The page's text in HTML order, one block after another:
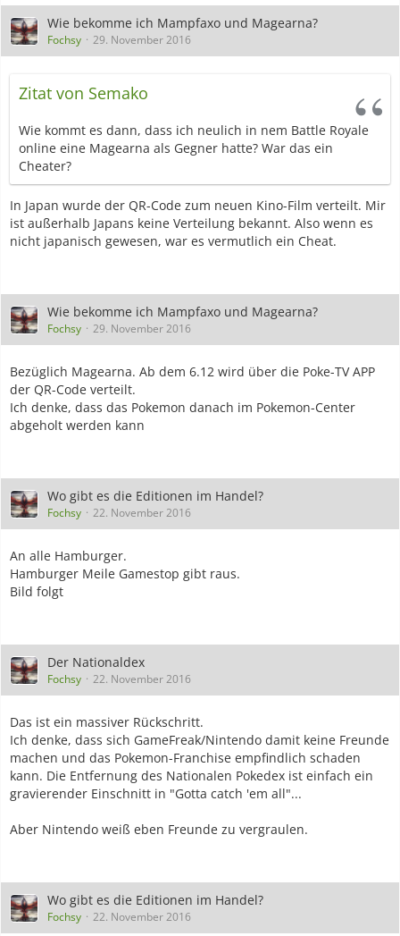
Wie bekomme ich Mampfaxo und Magearna?
Fochsy 29. November 2016
Zitat von Semako
Wie kommt es dann, dass ich neulich in nem Battle Royale
online eine Magearna als Gegner hatte? War das ein
Cheater?
In Japan wurde der QR-Code zum neuen Kino-Film verteilt. Mir
ist außerhalb Japans keine Verteilung bekannt. Also wenn es
nicht japanisch gewesen, war es vermutlich ein Cheat.
Wie bekomme ich Mampfaxo und Magearna?
Fochsy 29. November 2016
Bezüglich Magearna. Ab dem 6.12 wird über die Poke-TV APP
der QR-Code verteilt.
Ich denke, dass das Pokemon danach im Pokemon-Center
abgeholt werden kann
Wo gibt es die Editionen im Handel?
Fochsy 22. November 2016
An alle Hamburger.
Hamburger Meile Gamestop gibt raus.
Bild folgt
Der Nationaldex
Fochsy 22. November 2016
Das ist ein massiver Rückschritt.
Ich denke, dass sich GameFreak/Nintendo damit keine Freunde
machen und das Pokemon-Franchise empfindlich schaden
kann. Die Entfernung des Nationalen Pokedex ist einfach ein
gravierender Einschnitt in "Gotta catch 'em all"...
Aber Nintendo weiß eben Freunde zu vergraulen.
Wo gibt es die Editionen im Handel?
Fochsy 22. November 2016